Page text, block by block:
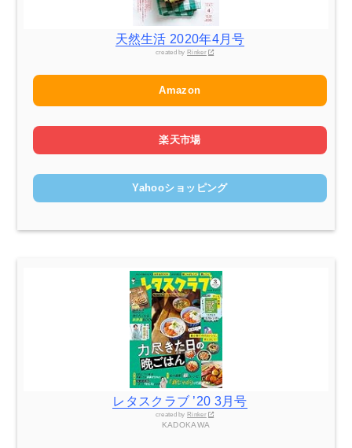
天然生活 2020年4月号
created by Rinker
Amazon
楽天市場
Yahooショッピング
レタスクラブ ’20 3月号
created byRinker
KADOKAWA